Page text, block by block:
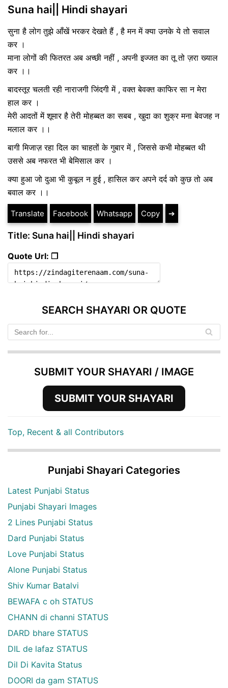
Suna hai|| Hindi shayari
सुना है लोग तुझे आँखें भरकर देखते हैं , है मन में क्या उनके ये तो सवाल
कर ।
माना लोगों की फितरत अब अच्छी नहीं , अपनी इज्जत का तू तो ज़रा ख्याल
कर ।।
बादस्तूर चलती रही नाराजगी जिंदगी में , वक्त बेवक्त काफिर सा न मेरा
हाल कर ।
मेरी आदतों में शूमार है तेरी मोहब्बत का सबब , खुदा का शुक्र मना बेवजह न
मलाल कर ।।
बागी मिजाज़ रहा दिल का चाहतों के गुबार में , जिससे कभी मोहब्बत थी
उससे अब नफरत भी बेमिसाल कर ।
क्या हुआ जो दुआ भी कुबूल न हुई , हासिल कर अपने दर्द को कुछ तो अब
बवाल कर ।।
Translate Facebook Whatsapp Copy ➔
Title: Suna hai|| Hindi shayari
Quote Url: ❐
SEARCH SHAYARI OR QUOTE
SUBMIT YOUR SHAYARI / IMAGE
SUBMIT YOUR SHAYARI
Top, Recent & all Contributors
Punjabi Shayari Categories
Latest Punjabi Status
Punjabi Shayari Images
2 Lines Punjabi Status
Dard Punjabi Status
Love Punjabi Status
Alone Punjabi Status
Shiv Kumar Batalvi
BEWAFA c oh STATUS
CHANN di channi STATUS
DARD bhare STATUS
DIL de lafaz STATUS
Dil Di Kavita Status
DOORI da gam STATUS